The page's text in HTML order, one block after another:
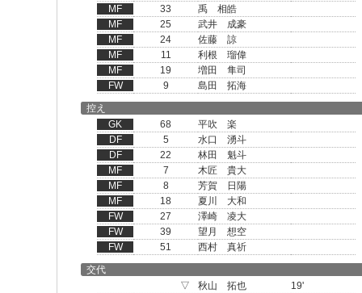
MF
33
禹 相皓
MF
25
武井 成豪
MF
24
佐藤 諒
MF
11
利根 瑠偉
MF
19
増田 隼司
FW
9
島田 拓海
控え
GK
68
平吹 楽
DF
5
水口 湧斗
DF
22
林田 魁斗
MF
7
木匠 貴大
MF
8
芳賀 日陽
MF
18
夏川 大和
FW
27
澤崎 凌大
FW
39
望月 想空
FW
51
西村 真祈
交代
▽
秋山 拓也
19'